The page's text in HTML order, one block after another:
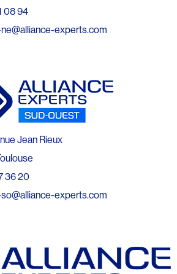
08 94
experts.com
Jean Rieux
36 20
experts.com